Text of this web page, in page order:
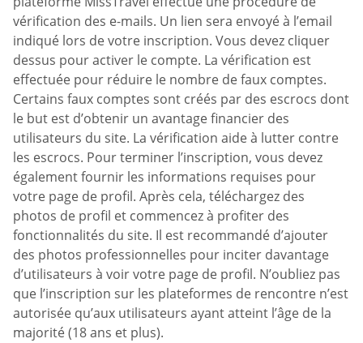
vérification des e-mails. Un lien sera envoyé à l’email
indiqué lors de votre inscription. Vous devez cliquer
dessus pour activer le compte. La vérification est
effectuée pour réduire le nombre de faux comptes.
Certains faux comptes sont créés par des escrocs dont
le but est d’obtenir un avantage financier des
utilisateurs du site. La vérification aide à lutter contre
les escrocs. Pour terminer l’inscription, vous devez
également fournir les informations requises pour
votre page de profil. Après cela, téléchargez des
photos de profil et commencez à profiter des
fonctionnalités du site. Il est recommandé d’ajouter
des photos professionnelles pour inciter davantage
d’utilisateurs à voir votre page de profil. N’oubliez pas
que l’inscription sur les plateformes de rencontre n’est
autorisée qu’aux utilisateurs ayant atteint l’âge de la
majorité (18 ans et plus).